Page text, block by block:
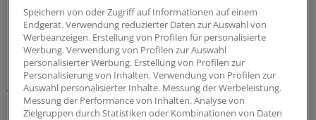
Schlagworte:
Gesellschaft
Ihr Newsletter zum Thema
Speichern von oder Zugriff auf Informationen auf einem
Endgerät. Verwendung reduzierter Daten zur Auswahl von
Werbeanzeigen. Erstellung von Profilen für personalisierte
Werbung. Verwendung von Profilen zur Auswahl
personalisierter Werbung. Erstellung von Profilen zur
Personalisierung von Inhalten. Verwendung von Profilen zur
Auswahl personalisierter Inhalte. Messung der Werbeleistung.
Messung der Performance von Inhalten. Analyse von
Zielgruppen durch Statistiken oder Kombinationen von Daten